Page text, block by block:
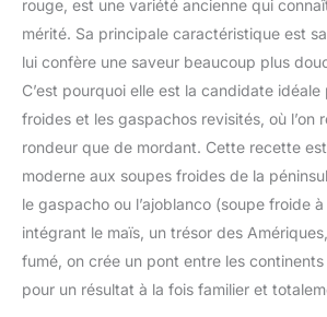
rouge, est une variété ancienne qui
mérité. Sa principale caractéristique est
lui confère une saveur beaucoup plus
C’est pourquoi elle est la candidate idéale
froides et les gaspachos revisités, où l’on
rondeur que de mordant. Cette recette
moderne aux soupes froides de la
le gaspacho ou l’ajoblanco (soupe froide à
intégrant le maïs, un trésor des
fumé, on crée un pont entre les continents
pour un résultat à la fois familier et